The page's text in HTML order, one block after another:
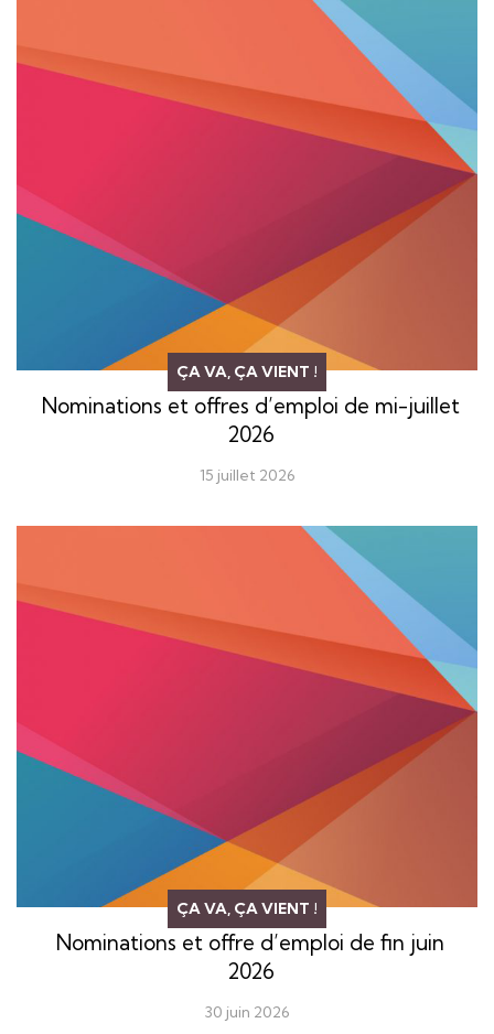
ÇA VA, ÇA VIENT !
Nominations et offres d’emploi de mi-juillet
2026
15 juillet 2026
ÇA VA, ÇA VIENT !
Nominations et offre d’emploi de fin juin
2026
30 juin 2026